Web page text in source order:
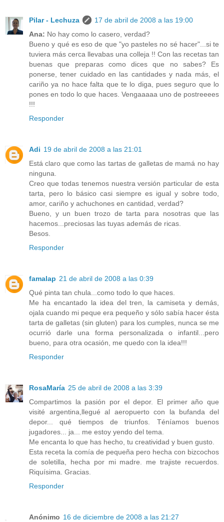
Pilar - Lechuza
17 de abril de 2008 a las 19:00
Ana: No hay como lo casero, verdad?
Bueno y qué es eso de que "yo pasteles no sé hacer"...si te
tuviera más cerca llevabas una colleja !! Con las recetas tan
buenas que preparas como dices que no sabes? Es
ponerse, tener cuidado en las cantidades y nada más, el
cariño ya no hace falta que te lo diga, pues seguro que lo
pones en todo lo que haces. Vengaaaaa uno de postreeees
!!!
Responder
Adi 19 de abril de 2008 a las 21:01
Está claro que como las tartas de galletas de mamá no hay
ninguna.
Creo que todas tenemos nuestra versión particular de esta
tarta, pero lo básico casi siempre es igual y sobre todo,
amor, cariño y achuchones en cantidad, verdad?
Bueno, y un buen trozo de tarta para nosotras que las
hacemos...preciosas las tuyas además de ricas.
Besos.
Responder
famalap 21 de abril de 2008 a las 0:39
Qué pinta tan chula...como todo lo que haces.
Me ha encantado la idea del tren, la camiseta y demás,
ojala cuando mi peque era pequeño y sólo sabía hacer ésta
tarta de galletas (sin gluten) para los cumples, nunca se me
ocurrió darle una forma personalizada o infantil...pero
bueno, para otra ocasión, me quedo con la idea!!!
Responder
RosaMaría 25 de abril de 2008 a las 3:39
Compartimos la pasión por el depor. El primer año que
visité argentina,llegué al aeropuerto con la bufanda del
depor... qué tiempos de triunfos. Téníamos buenos
jugadores... ja... me estoy yendo del tema.
Me encanta lo que has hecho, tu creatividad y buen gusto.
Esta receta la comía de pequeña pero hecha con bizcochos
de soletilla, hecha por mi madre. me trajiste recuerdos.
Riquísima. Gracias.
Responder
Anónimo 16 de diciembre de 2008 a las 21:27